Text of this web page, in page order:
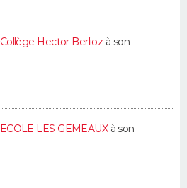
Collège Hector Berlioz à son
ECOLE LES GEMEAUXà son